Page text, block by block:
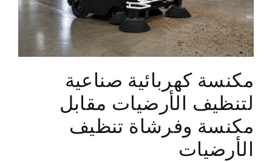
مكنسة كهربائية صناعية
لتنظيف الأرضيات مقابل
مكنسة وفرشاة تنظيف
الأرضيات